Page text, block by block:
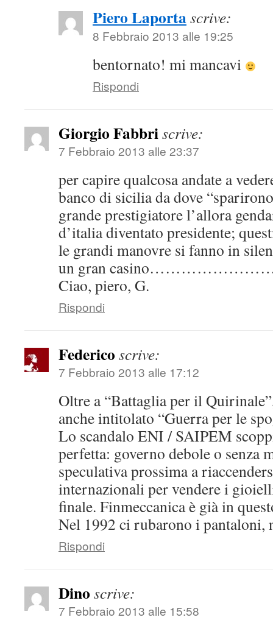
Piero Laportascrive:
8 Febbraio 2013 alle 19:25
bentornato! mi mancavi
Rispondi
Giorgio Fabbriscrive:
7 Febbraio 2013 alle 23:37
per capire qualcosa andate a
banco di sicilia da dove
grande prestigiatore l’allora
d’italia diventato presidente;
le grandi manovre si fanno in
un gran
Ciao, piero, G.
Rispondi
Federico scrive:
7 Febbraio 2013 alle 17:12
Oltre a “Battaglia per il
anche intitolato “Guerra per le
Lo scandalo ENI / SAIPEM
perfetta: governo debole o senza
speculativa prossima a
internazionali per vendere i
finale. Finmeccanica è già in
Nel 1992 ci rubarono i pantaloni,
Rispondi
Dino scrive:
7 Febbraio 2013 alle 15:58